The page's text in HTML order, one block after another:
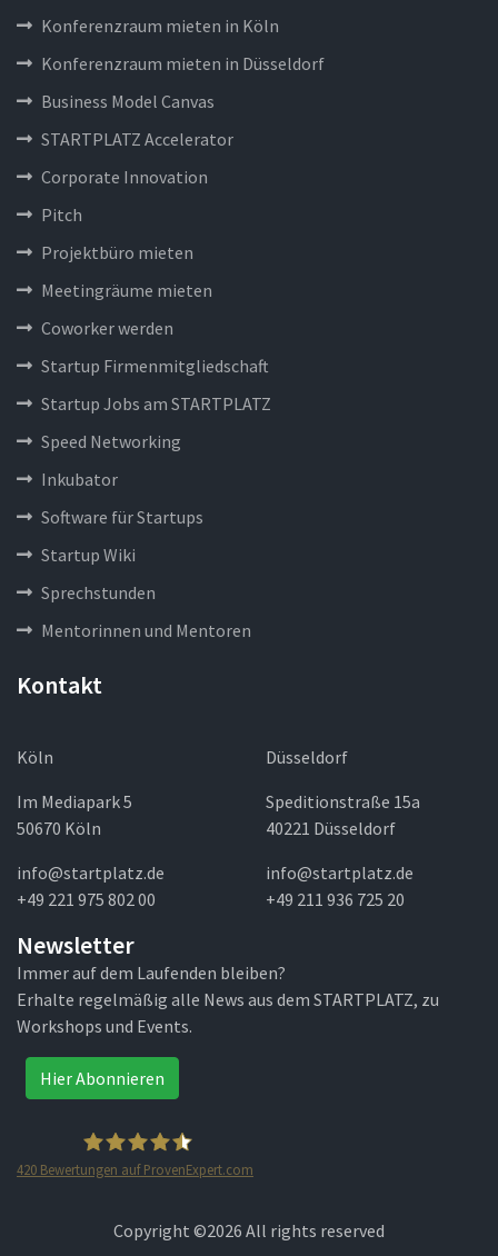
Konferenzraum mieten in Köln
Konferenzraum mieten in Düsseldorf
Business Model Canvas
STARTPLATZ Accelerator
Corporate Innovation
Pitch
Projektbüro mieten
Meetingräume mieten
Coworker werden
Startup Firmenmitgliedschaft
Startup Jobs am STARTPLATZ
Speed Networking
Inkubator
Software für Startups
Startup Wiki
Sprechstunden
Mentorinnen und Mentoren
Kontakt
Köln
Im Mediapark 5
50670 Köln
info@startplatz.de
+49 221 975 802 00
Düsseldorf
Speditionstraße 15a
40221 Düsseldorf
info@startplatz.de
+49 211 936 725 20
Newsletter
Immer auf dem Laufenden bleiben?
Erhalte regelmäßig alle News aus dem STARTPLATZ, zu
Workshops und Events.
Hier Abonnieren
420 Bewertungen auf ProvenExpert.com
Copyright ©2026 All rights reserved